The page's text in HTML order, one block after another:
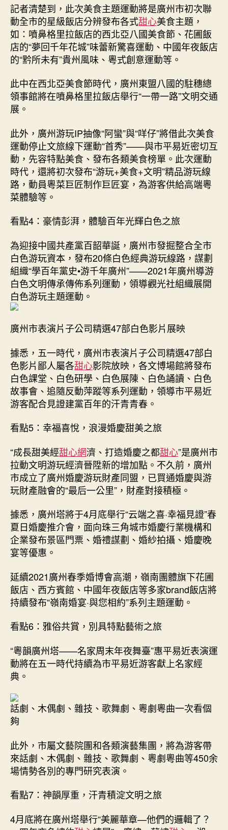
記者清楚到，此次美食主題運動將是廣州市初次聯
動全市的星級飯店分辨發布各式甜心美食主題，
如：噴鼻格里拉飯店的西北亞八國美食節、花圃飯
店的“夢回千年花城”味蕾新驚喜運動、中國年夜飯店
的“黔所未有”貴州風味、粵式創意運動等。
此中在西北亞美食節時代，廣州東盟八國的駐穗總
領事館將在噴鼻格里拉飯店舉行“一帶一路”文明交通
展。
此外，廣州游玩IP抽像“阿蠻”與“咩仔”將借此次美食
運動停止文旅線下運動“首秀”——與市平易近密切互
動，先容特點美食、發布各類美食榜單。此次運動
時代，還將初次發布“游玩+美食+文明”精品游玩線
路，動員粵菜巨匠制作巨匠宴，為游客供給高端粵
菜體驗等。
看點4：豪情彭湃，體驗百年光輝白色之旅
為迎接中國共產黨百韶華誕，廣州市發掘整合全市
白色游玩資本，發布20條白色經典游玩線路，謀劃
組織“學百年黨史•游千年廣州”——2021年廣州導游
白色文明傳承傳佈系列運動，領導觀光社組織展開
白色游玩主題運動。
廣州市表演片子公司精選47部白色影片展映
據悉，五一時代，廣州市表演片子公司精選47部白
色影片鄙人屬各甜心影院放映，各文博場館將發布
白色課堂、白色研學、白色展陳、白色誦讀、白色
故事會、追隨反動萍蹤等系列運動，領導市平易近
游客配合見證建黨百年的汗青青春。
看點5：幸福喜悅，浪漫婚慶甜美之旅
“成長甜美經甜心網濟、打造婚慶之都甜心”是廣州市
拉動文明游玩經濟晉陞新的增加點。不久前，廣州
市成立了廣州婚慶游玩財產同盟，已買通婚慶與游
玩財產融會的“最后一公里”，財產對接積極。
據悉，廣州塔將于4月底舉行“云端之喜·幸福見證”春
夏日婚慶推介會，面向珠三角城市婚慶行業機構和
企業發布景區門票、婚禮謀劃、婚紗拍攝、婚慶晚
宴等優惠。
延續2021廣州春季婚博會高潮，嶺南團體旗下花圃
飯店、西方賓館、中國年夜飯店等多家brand飯店將
持續發布“嶺南婚宴·與您相約”系列主題運動。
看點6：雅俗共賞，別具特點藝術之旅
“粵韻廣州塔——名家周末年夜舞臺”惠平易近表演運
動將在五一時代持續為市平易近游客獻上名家經
典。
話劇、木偶劇、雜技、歌舞劇、粵劇粵曲一次看個
夠
此外，市屬文藝院團和各類演藝集團，將為游客帶
來話劇、木偶劇、雜技、歌舞劇、粵劇粵曲等450余
場情勢各別的專門研究表演。
看點7：神韻厚重，汗青積淀文明之旅
4月底將在廣州塔舉行“美麗華章—他們的邏輯了？